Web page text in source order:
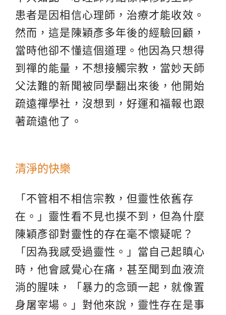
患者是因相信心理師，治療才能收效。
然而，這是陳穎彥多年後的經驗回顧，
當時他卻不懂這個道理。他因為只想得
到禪的能量，不想接觸宗教，當妙天師
父法難的新聞被同學翻出來後，他開始
疏遠禪學社，沒想到，好運和福報也跟
著疏遠他了。
清淨的快樂
「不管相不相信宗教，但靈性依舊存
在。」靈性看不見也摸不到，但為什麼
陳穎彥卻對靈性的存在毫不懷疑呢？
「因為我感受過靈性。」當自己起瞋心
時，他會感覺心在痛，甚至聞到血液流
淌的腥味，「暴力的念頭一起，就像置
身屠宰場。」對他來說，靈性存在是事